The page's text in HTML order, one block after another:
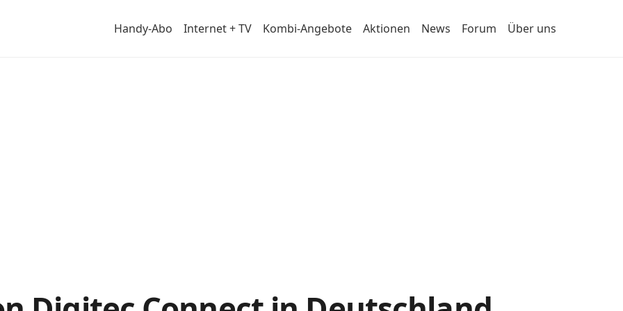
Handy-Abo Internet + TV Kombi-Angebote Aktionen News Forum Über uns